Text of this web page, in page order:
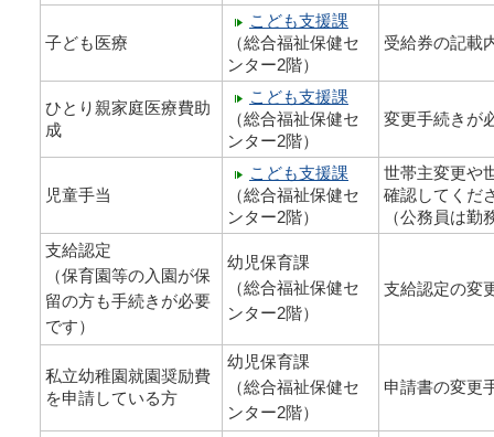
子ども医療
こども支援課
（総合福祉保健セ
ンター2階）
受給券の記載
ひとり親家庭医療費助
成
こども支援課
（総合福祉保健セ
ンター2階）
変更手続きが
児童手当
こども支援課
（総合福祉保健セ
ンター2階）
世帯主変更や
確認してくだ
（公務員は勤
支給認定
（保育園等の入園が保
留の方も手続きが必要
です）
幼児保育課
（総合福祉保健セ
ンター2階）
支給認定の変
私立幼稚園就園奨励費
を申請している方
幼児保育課
（総合福祉保健セ
ンター2階）
申請書の変更